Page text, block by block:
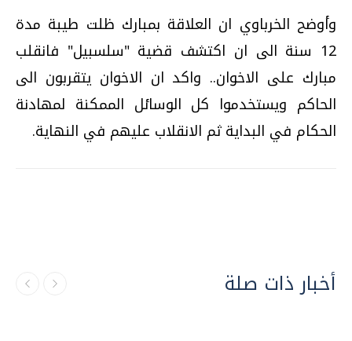
وأوضح الخرباوي ان العلاقة بمبارك ظلت طيبة مدة
12 سنة الى ان اكتشف قضية "سلسبيل" فانقلب
مبارك على الاخوان.. واكد ان الاخوان يتقربون الى
الحاكم ويستخدموا كل الوسائل الممكنة لمهادنة
الحكام في البداية ثم الانقلاب عليهم في النهاية.
أخبار ذات صلة